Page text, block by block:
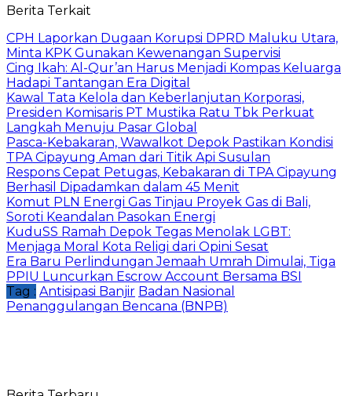
Berita Terkait
CPH Laporkan Dugaan Korupsi DPRD Maluku Utara,
Minta KPK Gunakan Kewenangan Supervisi
Cing Ikah: Al-Qur’an Harus Menjadi Kompas Keluarga
Hadapi Tantangan Era Digital
Kawal Tata Kelola dan Keberlanjutan Korporasi,
Presiden Komisaris PT Mustika Ratu Tbk Perkuat
Langkah Menuju Pasar Global
Pasca-Kebakaran, Wawalkot Depok Pastikan Kondisi
TPA Cipayung Aman dari Titik Api Susulan
Respons Cepat Petugas, Kebakaran di TPA Cipayung
Berhasil Dipadamkan dalam 45 Menit
Komut PLN Energi Gas Tinjau Proyek Gas di Bali,
Soroti Keandalan Pasokan Energi
KuduSS Ramah Depok Tegas Menolak LGBT:
Menjaga Moral Kota Religi dari Opini Sesat
Era Baru Perlindungan Jemaah Umrah Dimulai, Tiga
PPIU Luncurkan Escrow Account Bersama BSI
Tag : Antisipasi Banjir Badan Nasional
Penanggulangan Bencana (BNPB)